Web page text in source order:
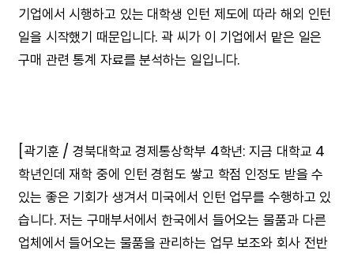
기업에서 시행하고 있는 대학생 인턴 제도에 따라 해외 인턴
일을 시작했기 때문입니다. 곽 씨가 이 기업에서 맡은 일은
구매 관련 통계 자료를 분석하는 일입니다.
[곽기훈 / 경북대학교 경제통상학부 4학년: 지금 대학교 4
학년인데 재학 중에 인턴 경험도 쌓고 학점 인정도 받을 수
있는 좋은 기회가 생겨서 미국에서 인턴 업무를 수행하고 있
습니다. 저는 구매부서에서 한국에서 들어오는 물품과 다른
업체에서 들어오는 물품을 관리하는 업무 보조와 회사 전반